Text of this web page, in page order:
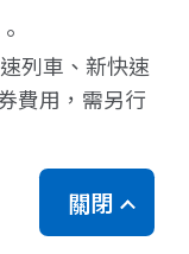
列車、新快速
費用，需另行
關閉